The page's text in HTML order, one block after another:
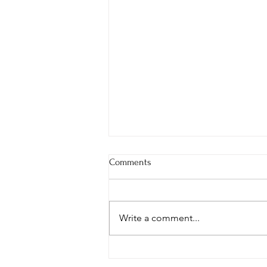
Comments
Write a comment...